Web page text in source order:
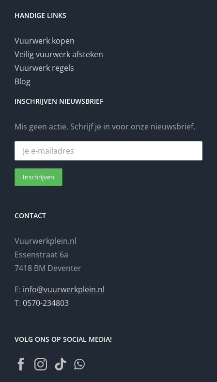
HANDIGE LINKS
Vuurwerk kopen
Veilig vuurwerk afsteken
Vuurwerk regels
Blog
INSCHRIJVEN NIEUWSBRIEF
Mis geen actie. Schrijf je in voor onze nieuwsbrief.
CONTACT
Vuurwerkplein.nl
Essenstraat 6a
7418 BM Deventer
E: info@vuurwerkplein.nl
T: 0570-234803
VOLG ONS OP SOCIAL MEDIA!